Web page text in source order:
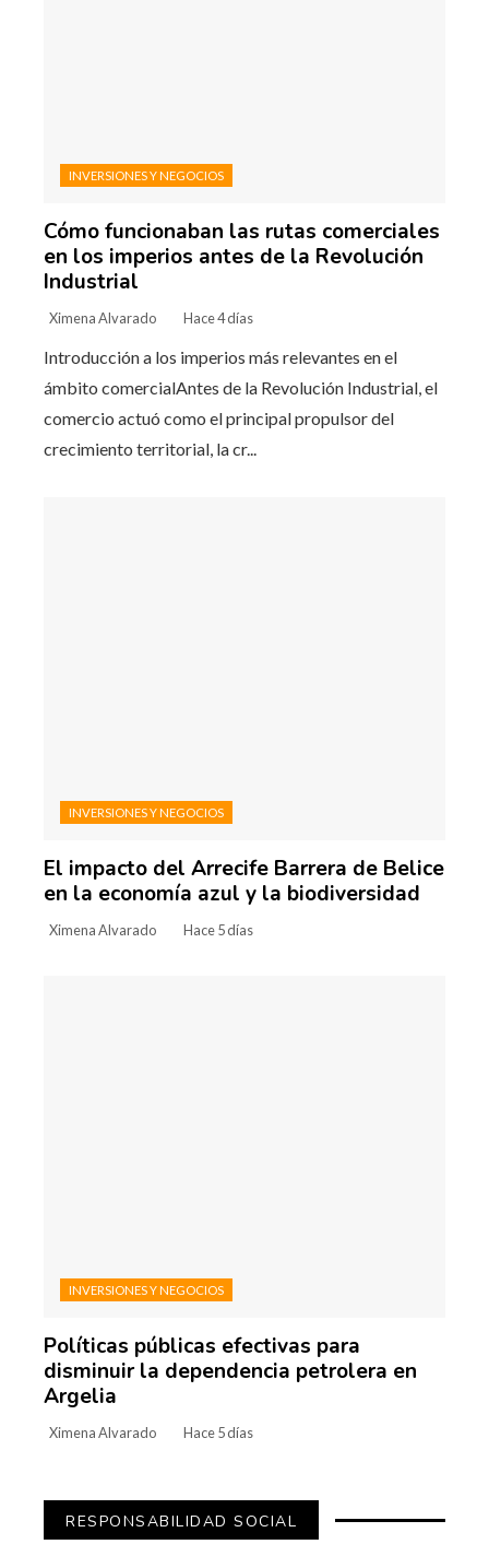
INVERSIONES Y NEGOCIOS
Cómo funcionaban las rutas comerciales
en los imperios antes de la Revolución
Industrial
Ximena Alvarado Hace 4 días
Introducción a los imperios más relevantes en el
ámbito comercialAntes de la Revolución Industrial, el
comercio actuó como el principal propulsor del
crecimiento territorial, la cr...
INVERSIONES Y NEGOCIOS
El impacto del Arrecife Barrera de Belice
en la economía azul y la biodiversidad
Ximena Alvarado Hace 5 días
INVERSIONES Y NEGOCIOS
Políticas públicas efectivas para
disminuir la dependencia petrolera en
Argelia
Ximena Alvarado Hace 5 días
RESPONSABILIDAD SOCIAL